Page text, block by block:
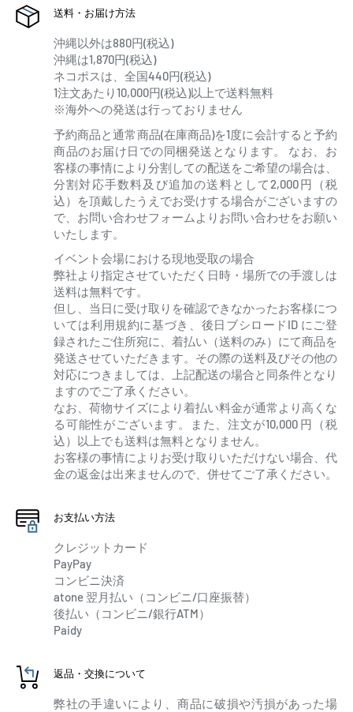
送料・お届け方法
沖縄以外は880円(税込)
沖縄は1,870円(税込)
ネコポスは、全国440円(税込)
1注文あたり10,000円(税込)以上で送料無料
※海外への発送は行っておりません
予約商品と通常商品(在庫商品)を1度に会計すると予約
商品のお届け日での同梱発送となります。 なお、お
客様の事情により分割しての配送をご希望の場合は、
分割対応手数料及び追加の送料として2,000円（税
込）を頂戴したうえでお受けする場合がございますの
で、お問い合わせフォームよりお問い合わせをお願い
いたします。
イベント会場における現地受取の場合
弊社より指定させていただく日時・場所での手渡しは
送料は無料です。
但し、当日に受け取りを確認できなかったお客様につ
いては利用規約に基づき、後日ブシロードID にご登
録されたご住所宛に、着払い（送料のみ）にて商品を
発送させていただきます。その際の送料及びその他の
対応につきましては、上記配送の場合と同条件となり
ますのでご了承ください。
なお、荷物サイズにより着払い料金が通常より高くな
る可能性がございます。また、注文が10,000 円（税
込）以上でも送料は無料となりません。
お客様の事情によりお受け取りいただけない場合、代
金の返金は出来ませんので、併せてご了承ください。
お支払い方法
クレジットカード
PayPay
コンビニ決済
atone 翌月払い（コンビニ/口座振替）
後払い（コンビニ/銀行ATM）
Paidy
返品・交換について
弊社の手違いにより、商品に破損や汚損があった場